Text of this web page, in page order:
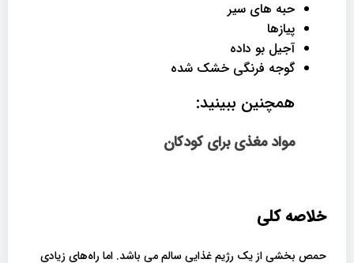
حبه های سیر
پیازها
آجیل بو داده
گوجه فرنگی خشک شده
همچنین ببینید:
مواد مغذی برای کودکان
خلاصه کلی
حمص بخشی از یک رژیم غذایی سالم می باشد. اما راه‌های زیادی